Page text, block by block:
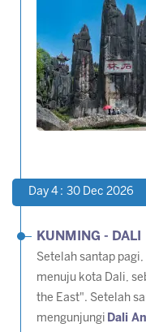
Day 4 : 30 Dec 2026
KUNMING - DALI
Setelah santap
menuju kota Dali,
the East". Setelah
mengunjungi Dali